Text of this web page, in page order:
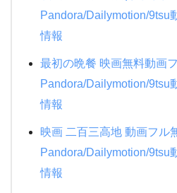
Pandora/Dailymotion/9tsu
情報
最初の晩餐 映画無料動画
Pandora/Dailymotion/9tsu
情報
映画 二百三高地 動画フル
Pandora/Dailymotion/9tsu
情報